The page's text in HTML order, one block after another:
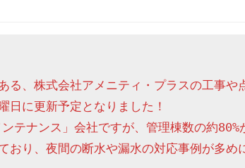
、株式会社アメニティ・プラスの工事や
日に更新予定となりました！
テナンス」会社ですが、管理棟数の約80%
おり、夜間の断水や漏水の対応事例が多め